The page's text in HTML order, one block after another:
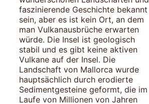
faszinierende Geschichte bekannt
sein, aber es ist kein Ort, an dem
man Vulkanausbrüche erwarten
würde. Die Insel ist geologisch
stabil und es gibt keine aktiven
Vulkane auf der Insel. Die
Landschaft von Mallorca wurde
hauptsächlich durch erodierte
Sedimentgesteine geformt, die im
Laufe von Millionen von Jahren